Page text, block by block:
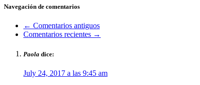
Navegación de comentarios
← Comentarios antiguos
Comentarios recientes →
Paola dice:
July 24, 2017 a las 9:45 am